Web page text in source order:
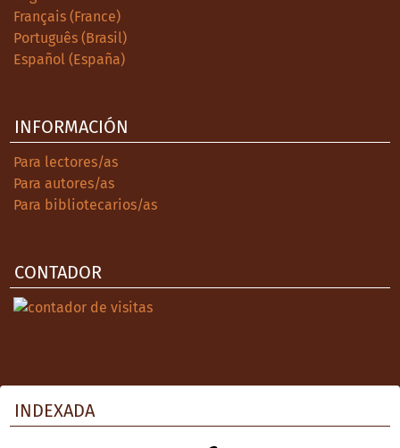
Français (France)
Português (Brasil)
Español (España)
INFORMACIÓN
Para lectores/as
Para autores/as
Para bibliotecarios/as
CONTADOR
INDEXADA